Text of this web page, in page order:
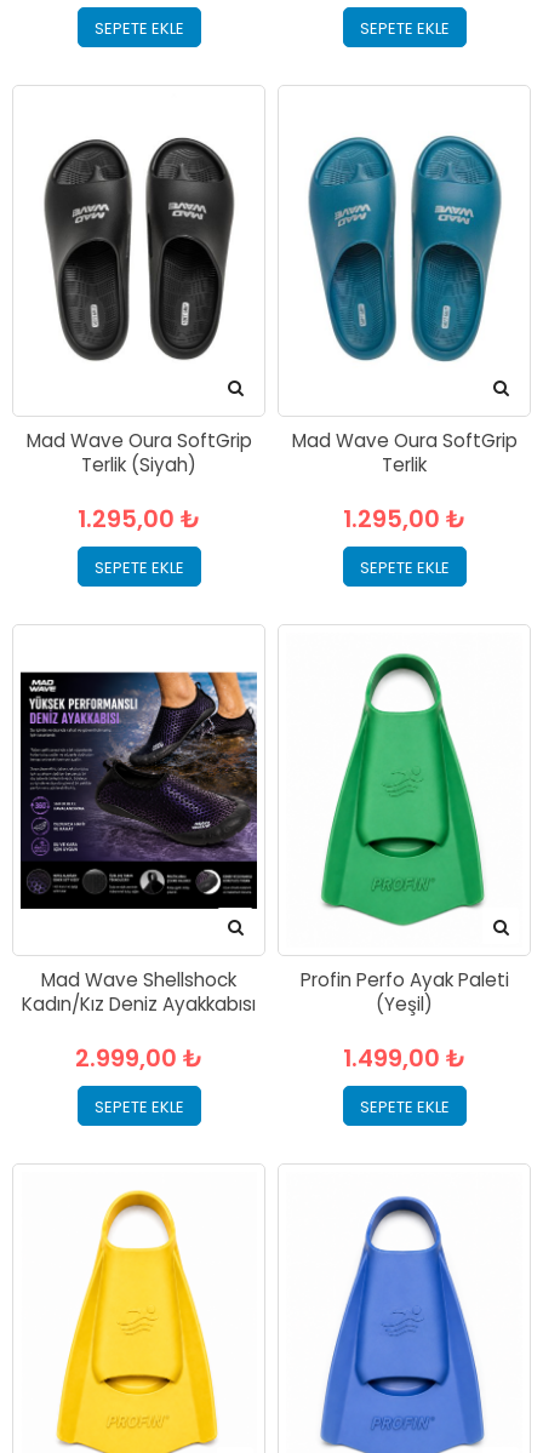
SEPETE EKLE SEPETE EKLE
Mad Wave Oura SoftGrip
Terlik (Siyah)
1.295,00 ₺
SEPETE EKLE
Mad Wave Oura SoftGrip
Terlik
1.295,00 ₺
SEPETE EKLE
Mad Wave Shellshock
Kadın/Kız Deniz Ayakkabısı
2.999,00 ₺
SEPETE EKLE
Profin Perfo Ayak Paleti
(Yeşil)
1.499,00 ₺
SEPETE EKLE